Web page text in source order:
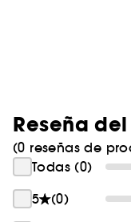
Reseña
(0 reseñas de
Todas (0)
5
(0)